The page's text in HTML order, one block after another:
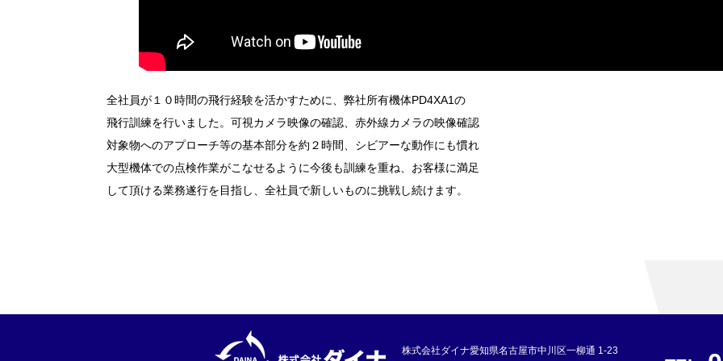
全社員が１０時間の飛行経験を活かすために、弊社所有機体PD4XA1の
飛行訓練を行いました。可視カメラ映像の確認、赤外線カメラの映像確認
対象物へのアプローチ等の基本部分を約２時間、シビアーな動作にも慣れ
大型機体での点検作業がこなせるように今後も訓練を重ね、お客様に満足
して頂ける業務遂行を目指し、全社員で新しいものに挑戦し続けます。
株式会社ダイナ愛知県名古屋市中川区一柳通 1-23